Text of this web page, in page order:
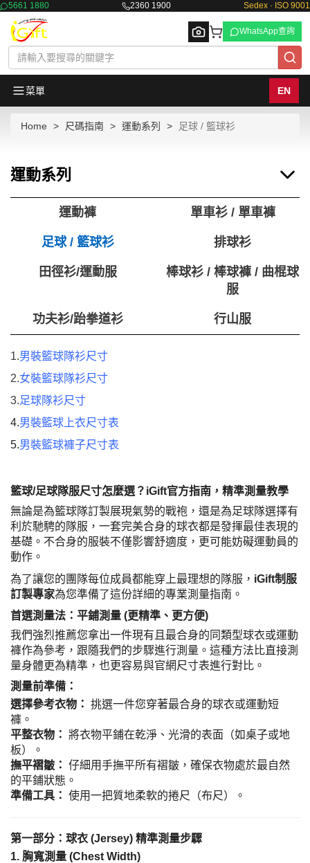
5661 1880 2360 1900 Sedex · ISO 9001
Browse
WhatsApp查詢
菜單 EN
Home 尺碼指南 運動系列 足球 / 籃球衫
運動系列
運動褲 單車衫 / 單車褲
足球 / 籃球衫 排球衫
田徑衫/運動服
棒球衫 / 棒球褲 / 曲棍球
服
功夫衫/跆拳道衫 行山服
1.男裝籃球隊衫尺寸
2.女裝籃球隊衫尺寸
3.足球隊衫尺寸
4.男裝籃球上衣尺寸表
5.男裝籃球褲子尺寸表
籃球/足球隊服尺寸怎麼選？iGift官方指南，精準測量教學
無論是為籃球隊訂製展現氣勢的戰袍，還是為足球隊選擇有
利於馳騁的隊服，一套完美合身的球衣都是發揮最佳表現的
基礎。不合身的服裝不僅影響舒適度，更可能妨礙運動員的
動作。
為了讓您的團隊每位成員都能穿上最理想的隊服， iGift制服
訂製專家為您準備了這份詳細的專業測量指南。
首選測量法：平鋪測量 (更精準、更方便)
我們強烈推薦您拿出一件現有且最合身的同類型球衣或運動
褲作為參考，跟隨我們的步驟進行測量。這種方法比直接測
量身體更為精準，也更容易與官網尺寸表進行對比。
測量前準備：
選擇參考衣物： 挑選一件您穿著最合身的球衣或運動短
褲。
平整衣物： 將衣物平鋪在乾淨、光滑的表面（如桌子或地
板）。
撫平褶皺： 仔細用手撫平所有褶皺，確保衣物處於最自然
的平鋪狀態。
準備工具： 使用一把質地柔軟的捲尺（布尺）。
第一部分：球衣 (Jersey) 精準測量步驟
1. 胸寬測量 (Chest Width)